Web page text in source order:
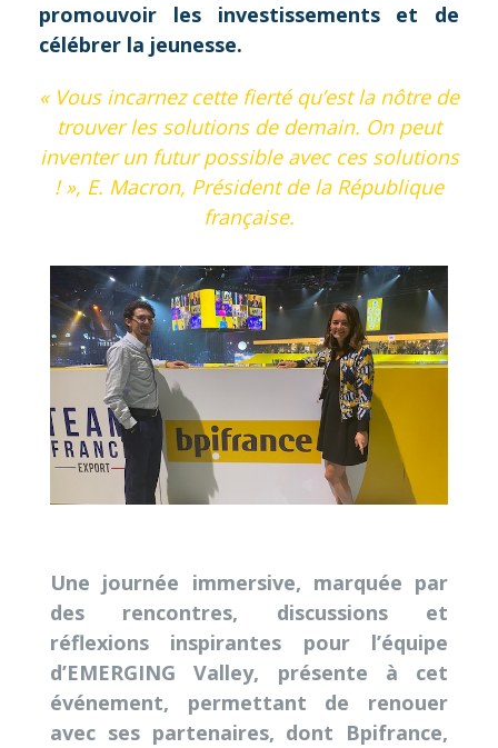
promouvoir les investissements et de
célébrer la jeunesse.
« Vous incarnez cette fierté qu’est la nôtre de
trouver les solutions de demain. On peut
inventer un futur possible avec ces solutions
! », E. Macron, Président de la République
française.
Une journée immersive, marquée par
des rencontres, discussions et
réflexions inspirantes pour l’équipe
d’EMERGING Valley, présente à cet
événement, permettant de renouer
avec ses partenaires, dont Bpifrance,